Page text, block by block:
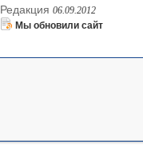
Редакция 06.09.2012
Мы обновили сайт